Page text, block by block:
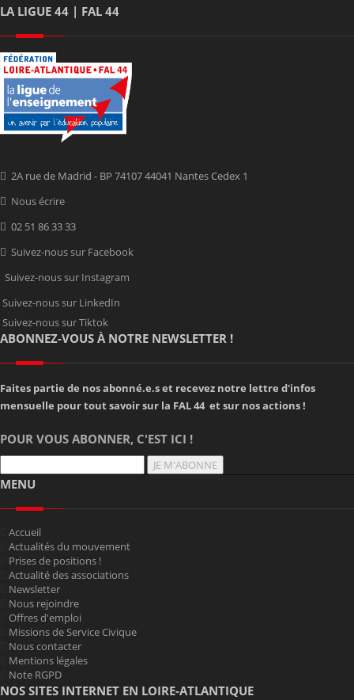
LA LIGUE 44 | FAL 44
2A rue de Madrid - BP 74107 44041 Nantes Cedex 1
Nous écrire
02 51 86 33 33
Suivez-nous sur Facebook
Suivez-nous sur Instagram
Suivez-nous sur LinkedIn
Suivez-nous sur Tiktok
ABONNEZ-VOUS À NOTRE NEWSLETTER !
Faites partie de nos abonné.e.s et recevez notre lettre d'infos
mensuelle pour tout savoir sur la FAL 44 et sur nos actions !
POUR VOUS ABONNER, C'EST ICI !
JE M'ABONNE
MENU
Accueil
Actualités du mouvement
Prises de positions !
Actualité des associations
Newsletter
Nous rejoindre
Offres d'emploi
Missions de Service Civique
Nous contacter
Mentions légales
Note RGPD
NOS SITES INTERNET EN LOIRE-ATLANTIQUE